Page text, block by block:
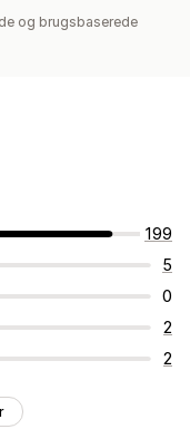
og brugsbaserede
199
5
0
2
2